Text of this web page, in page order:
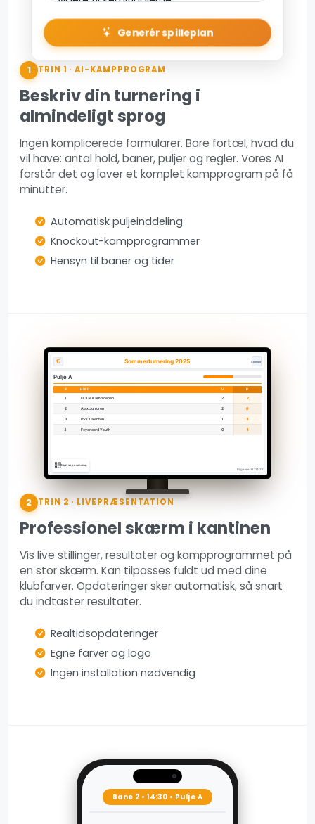
Generér spilleplan
1 TRIN 1 · AI-KAMPPROGRAM
Beskriv din turnering i
almindeligt sprog
Ingen komplicerede formularer. Bare fortæl, hvad du
vil have: antal hold, baner, puljer og regler. Vores AI
forstår det og laver et komplet kampprogram på få
minutter.
Automatisk puljeinddeling
Knockout-kampprogrammer
Hensyn til baner og tider
Sommerturnering 2025 Sponsor
Pulje A
# HOLD V P
1 FC De Kampioenen 2 7
2 Ajax Junioren 2 6
3 PSV Talenten 1 3
4 Feyenoord Youth 0 1
Scan voor schema
Bijgewerkt: 14:32
2 TRIN 2 · LIVEPRÆSENTATION
Professionel skærm i kantinen
Vis live stillinger, resultater og kampprogrammet på
en stor skærm. Kan tilpasses fuldt ud med dine
klubfarver. Opdateringer sker automatisk, så snart
du indtaster resultater.
Realtidsopdateringer
Egne farver og logo
Ingen installation nødvendig
Bane 2 • 14:30 • Pulje A